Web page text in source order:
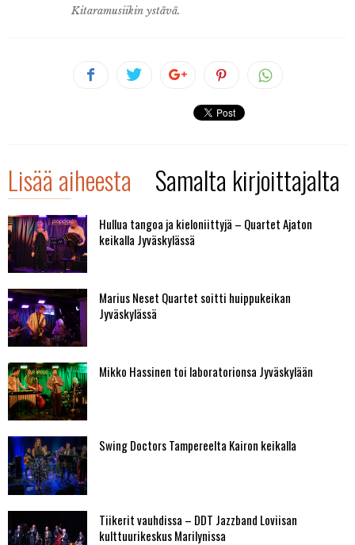
Kitaramusiikin ystävä.
Lisää aiheesta Samalta kirjoittajalta
Hullua tangoa ja kieloniittyjä – Quartet Ajaton
keikalla Jyväskylässä
Marius Neset Quartet soitti huippukeikan
Jyväskylässä
Mikko Hassinen toi laboratorionsa Jyväskylään
Swing Doctors Tampereelta Kairon keikalla
Tiikerit vauhdissa – DDT Jazzband Loviisan
kulttuurikeskus Marilynissa